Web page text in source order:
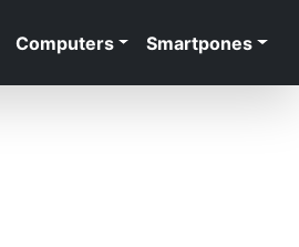
Computers Smartpones